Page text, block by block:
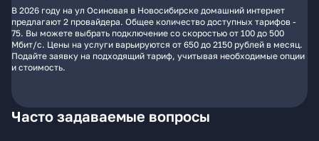
В 2026 году на ул Осиновая в Новосибирске домашний интернет
предлагают 2 провайдера. Общее количество доступных тарифов -
75. Вы можете выбрать подключение со скоростью от 100 до 500
Мбит/с. Цены на услуги варьируются от 650 до 2150 рублей в месяц.
Подайте заявку на подходящий тариф, учитывая необходимые опции
и стоимость.
Часто задаваемые вопросы